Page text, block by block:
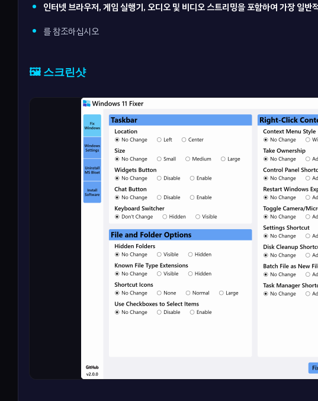
인터넷 브라우저, 게임 실행기, 오디오 및 비디오 스트리밍을 포함하여 가장 일
를 참조하십시오
🖼️ 스크린샷